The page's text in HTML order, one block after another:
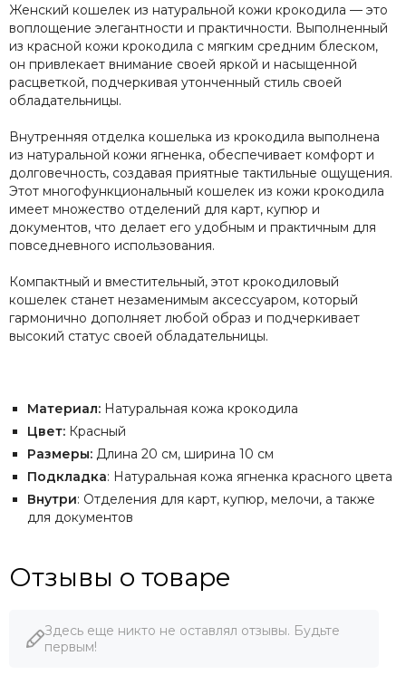
Женский кошелек из натуральной кожи крокодила — это
воплощение элегантности и практичности. Выполненный
из красной кожи крокодила с мягким средним блеском,
он привлекает внимание своей яркой и насыщенной
расцветкой, подчеркивая утонченный стиль своей
обладательницы.
Внутренняя отделка кошелька из крокодила выполнена
из натуральной кожи ягненка, обеспечивает комфорт и
долговечность, создавая приятные тактильные ощущения.
Этот многофункциональный кошелек из кожи крокодила
имеет множество отделений для карт, купюр и
документов, что делает его удобным и практичным для
повседневного использования.
Компактный и вместительный, этот крокодиловый
кошелек станет незаменимым аксессуаром, который
гармонично дополняет любой образ и подчеркивает
высокий статус своей обладательницы.
Материал: Натуральная кожа крокодила
Цвет: Красный
Размеры: Длина 20 см, ширина 10 см
Подкладка: Натуральная кожа ягненка красного цвета
Внутри: Отделения для карт, купюр, мелочи, а также
для документов
Отзывы о товаре
Здесь еще никто не оставлял отзывы. Будьте
первым!